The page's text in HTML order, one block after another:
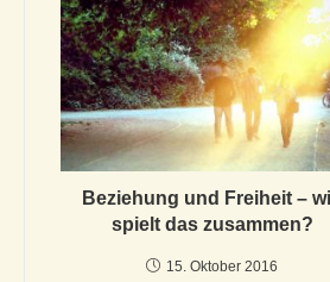
Beziehung und Freiheit –
spielt das zusammen?
15. Oktober 2016